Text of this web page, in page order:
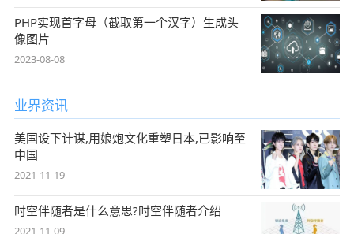
PHP实现首字母（截取第一个汉字）生成头
像图片
2023-08-08
业界资讯
美国设下计谋,用娘炮文化重塑日本,已影响至
中国
2021-11-19
时空伴随者是什么意思?时空伴随者介绍
2021-11-09